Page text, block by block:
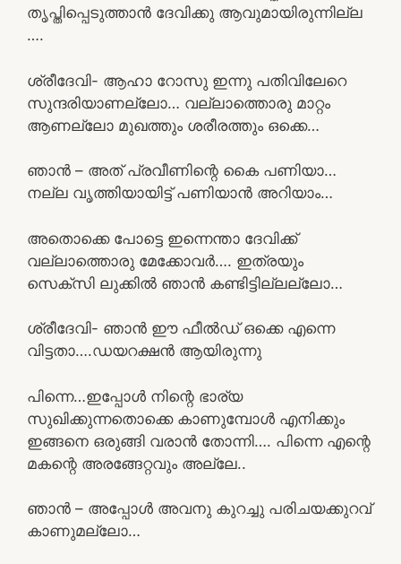
തൃപ്തിപ്പെടുത്താൻ ദേവിക്കു ആവുമായിരുന്നില്ല
….
ശ്രീദേവി- ആഹാ റോസു ഇന്നു പതിവിലേറെ
സുന്ദരിയാണല്ലോ… വല്ലാത്തൊരു മാറ്റം
ആണല്ലോ മുഖത്തും ശരീരത്തും ഒക്കെ…
ഞാൻ – അത് പ്രവീണിന്റെ കൈ പണിയാ…
നല്ല വൃത്തിയായിട്ട് പണിയാൻ അറിയാം…
അതൊക്കെ പോട്ടെ ഇന്നെന്താ ദേവിക്ക്
വല്ലാത്തൊരു മേക്കോവർ…. ഇത്രയും
സെക്സി ലുക്കിൽ ഞാൻ കണ്ടിട്ടില്ലല്ലോ…
ശ്രീദേവി- ഞാൻ ഈ ഫീൽഡ് ഒക്കെ എന്നെ
വിട്ടതാ….ഡയറക്ഷൻ ആയിരുന്നു
പിന്നെ…ഇപ്പോൾ നിന്റെ ഭാര്യ
സുഖിക്കുന്നതൊക്കെ കാണുമ്പോൾ എനിക്കും
ഇങ്ങനെ ഒരുങ്ങി വരാൻ തോന്നി…. പിന്നെ എന്റെ
മകന്റെ അരങ്ങേറ്റവും അല്ലേ..
ഞാൻ – അപ്പോൾ അവനു കുറച്ചു പരിചയക്കുറവ്
കാണുമല്ലോ…